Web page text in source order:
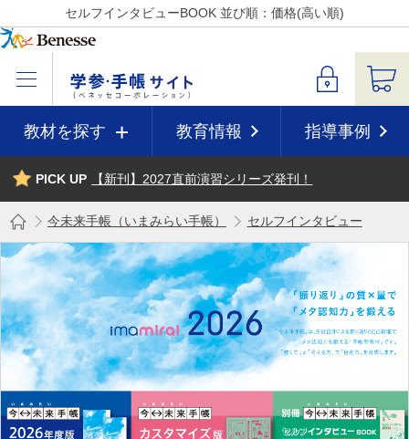
セルフインタビューBOOK 並び順：価格(高い順)
教材を探す 教育情報 指導事例
PICK UP 【新刊】2027直前演習シリーズ発刊！
今未来手帳（いまみらい手帳） セルフインタビュー